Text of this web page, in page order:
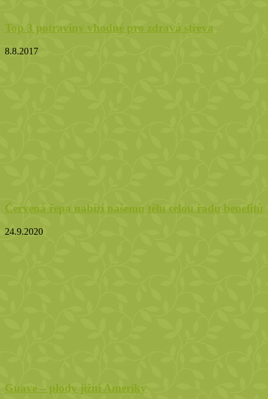
Top 3 potraviny vhodné pro zdravá střeva
8.8.2017
Červená řepa nabízí našemu tělu celou řadu benefitů
24.9.2020
Guave – plody jižní Ameriky